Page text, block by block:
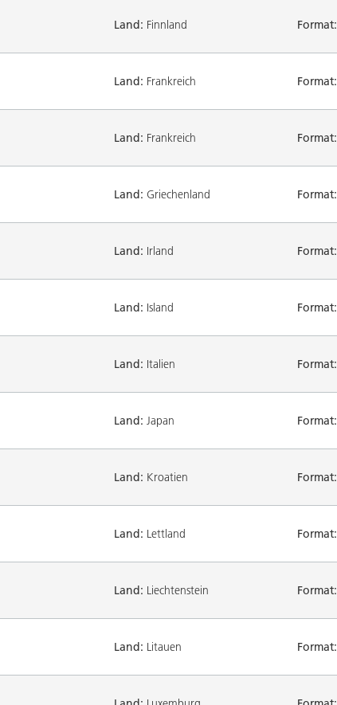
Land: Finnland Format:
Land: Frankreich Format:
Land: Frankreich Format:
Land: Griechenland Format:
Land: Irland Format:
Land: Island Format:
Land: Italien Format:
Land: Japan Format:
Land: Kroatien Format:
Land: Lettland Format:
Land: Liechtenstein Format:
Land: Litauen Format: